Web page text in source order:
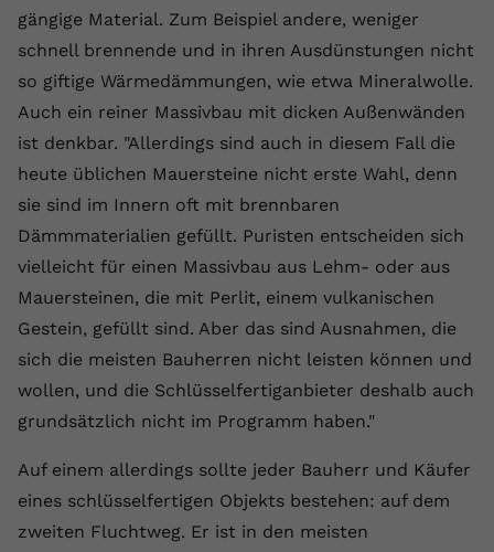
gängige Material. Zum Beispiel andere, weniger
schnell brennende und in ihren Ausdünstungen nicht
so giftige Wärmedämmungen, wie etwa Mineralwolle.
Auch ein reiner Massivbau mit dicken Außenwänden
ist denkbar. "Allerdings sind auch in diesem Fall die
heute üblichen Mauersteine nicht erste Wahl, denn
sie sind im Innern oft mit brennbaren
Dämmmaterialien gefüllt. Puristen entscheiden sich
vielleicht für einen Massivbau aus Lehm- oder aus
Mauersteinen, die mit Perlit, einem vulkanischen
Gestein, gefüllt sind. Aber das sind Ausnahmen, die
sich die meisten Bauherren nicht leisten können und
wollen, und die Schlüsselfertiganbieter deshalb auch
grundsätzlich nicht im Programm haben."
Auf einem allerdings sollte jeder Bauherr und Käufer
eines schlüsselfertigen Objekts bestehen: auf dem
zweiten Fluchtweg. Er ist in den meisten
YouTube setzt diesen Cookie, um die
Videopräferenzen des Nutzers zu
speichern, der eingebettete YouTube-